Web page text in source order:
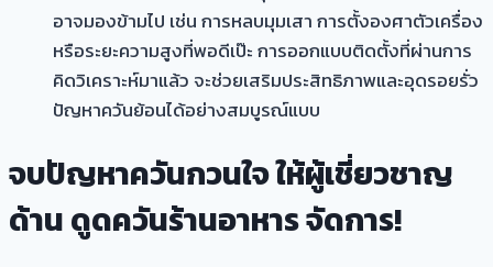
อาจมองข้ามไป เช่น การหลบมุมเสา การตั้งองศาตัวเครื่อง
หรือระยะความสูงที่พอดีเป๊ะ การออกแบบติดตั้งที่ผ่านการ
คิดวิเคราะห์มาแล้ว จะช่วยเสริมประสิทธิภาพและอุดรอยรั่ว
ปัญหาควันย้อนได้อย่างสมบูรณ์แบบ
จบปัญหาควันกวนใจ ให้ผู้เชี่ยวชาญ
ด้าน ดูดควันร้านอาหาร จัดการ!